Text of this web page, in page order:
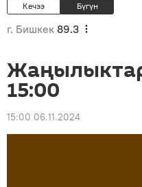
Кечээ Бүгүн
г. Бишкек 89.3
15:00
15:00 06.11.2024